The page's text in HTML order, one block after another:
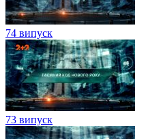
74 випуск
73 випуск